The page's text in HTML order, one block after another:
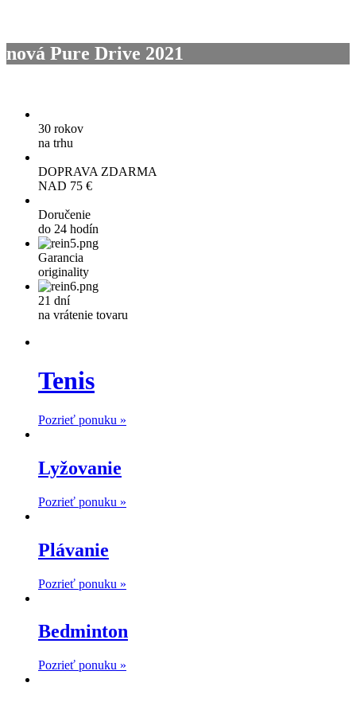
nová Pure Drive 2021
30 rokov
na trhu
DOPRAVA ZDARMA
NAD 75 €
Doručenie
do 24 hodín
Garancia
originality
21 dní
na vrátenie tovaru
Tenis
Pozrieť ponuku »
Lyžovanie
Pozrieť ponuku »
Plávanie
Pozrieť ponuku »
Bedminton
Pozrieť ponuku »